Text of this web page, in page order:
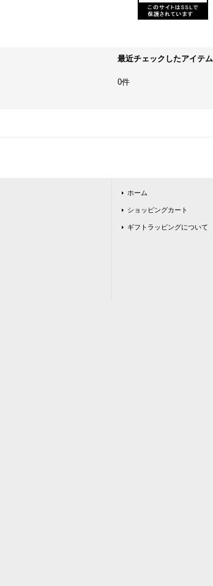
最近チェックしたアイテム
0件
ホーム
ショッピングカート
ギフトラッピングについて